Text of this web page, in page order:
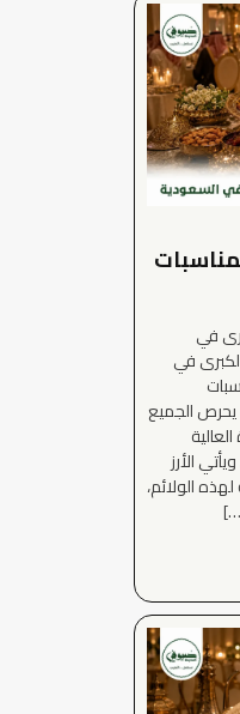
في
في
يحرص الجميع
الأرز
الولائم،